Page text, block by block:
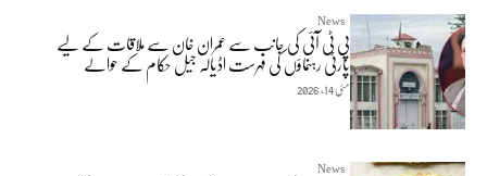
News
پی ٹی آئی کی جانب سے عمران خان سے ملاقات کے لیے
پارٹی رہنماؤں کی فہرست اڈیالہ جیل حکام کے حوالے
مئی 14, 2026
News